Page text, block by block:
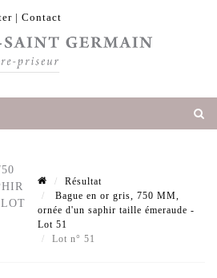
| Contact
Résultat
Bague en or gris, 750 MM,
ornée d'un saphir taille émeraude -
Lot 51
Lot n° 51